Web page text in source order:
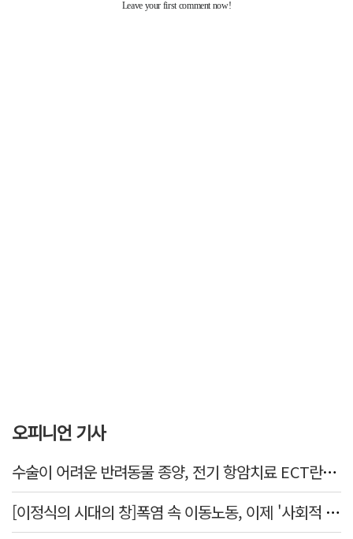
오피니언 기사
수술이 어려운 반려동물 종양, 전기 항암치료 ECT란? [반려동물 건강톡톡]
[이정식의 시대의 창]폭염 속 이동노동, 이제 '사회적 위험 관리'로 전환할 때